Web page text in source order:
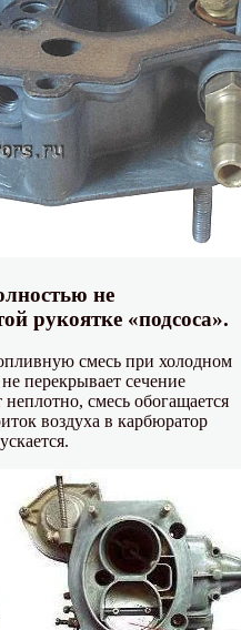
не
рукоятке «подсоса».
смесь при холодном
перекрывает сечение
смесь обогащается
воздуха в карбюратор